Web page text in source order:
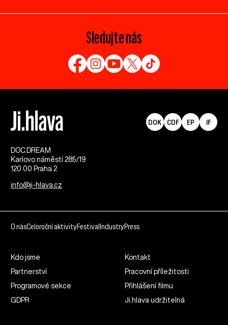
Sledujte nás
DOC.DREAM​
Karlovo náměstí 285/19
120 00 Praha 2
info@ji-hlava.cz
DOK CDF EP IF
O násCeloroční aktivityFestival IndustryPress
Kdo jsme
Kontakt
Partnerství
Pracovní příležitosti
Programové sekce
Přihlášení filmu
GDPR
Ji.hlava udržitelná